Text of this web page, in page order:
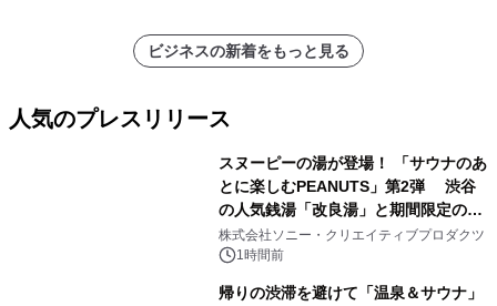
ビジネスの新着をもっと見る
人気のプレスリリース
スヌーピーの湯が登場！ 「サウナのあ
とに楽しむPEANUTS」第2弾 渋谷
の人気銭湯「改良湯」と期間限定のコ
ラボレーション サウナイキタイコラ
ボグッズも発売決定！
株式会社ソニー・クリエイティブプロダクツ
1時間前
帰りの渋滞を避けて「温泉＆サウナ」